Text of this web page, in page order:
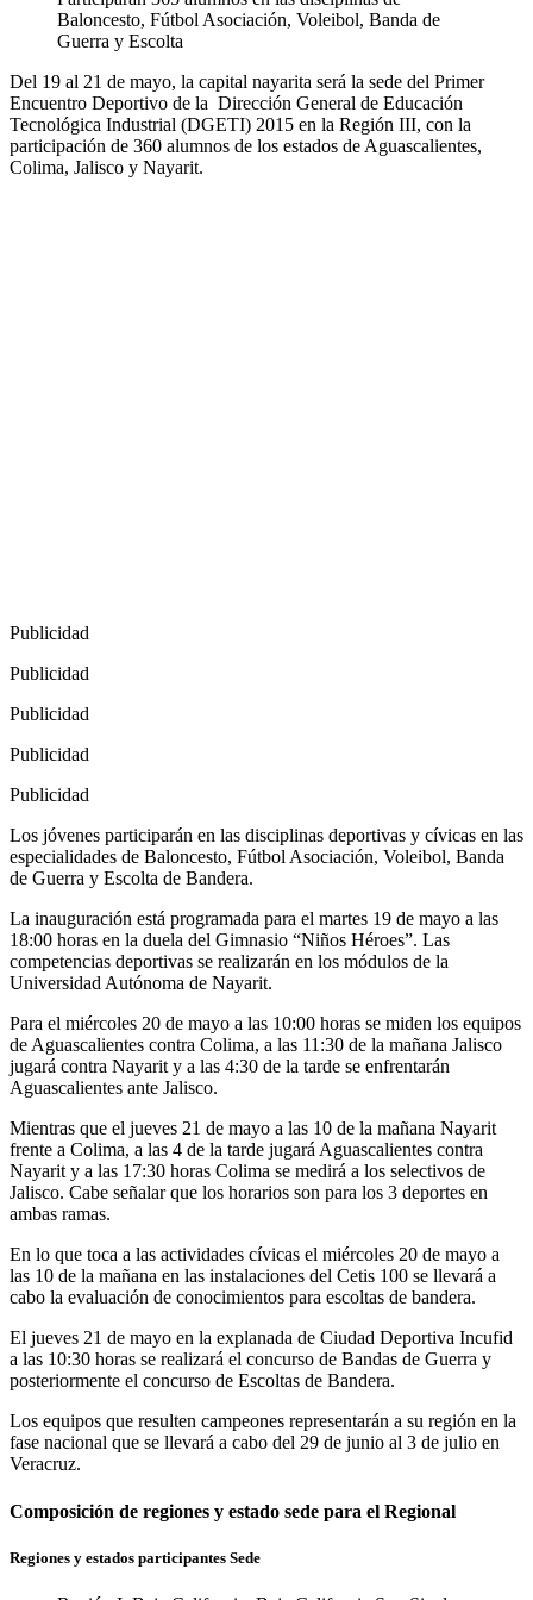
Baloncesto, Fútbol Asociación, Voleibol, Banda de
Guerra y Escolta
Del 19 al 21 de mayo, la capital nayarita será la sede del Primer
Encuentro Deportivo de la Dirección General de Educación
Tecnológica Industrial (DGETI) 2015 en la Región III, con la
participación de 360 alumnos de los estados de Aguascalientes,
Colima, Jalisco y Nayarit.
Publicidad
Publicidad
Publicidad
Publicidad
Publicidad
Los jóvenes participarán en las disciplinas deportivas y cívicas en las
especialidades de Baloncesto, Fútbol Asociación, Voleibol, Banda
de Guerra y Escolta de Bandera.
La inauguración está programada para el martes 19 de mayo a las
18:00 horas en la duela del Gimnasio “Niños Héroes”. Las
competencias deportivas se realizarán en los módulos de la
Universidad Autónoma de Nayarit.
Para el miércoles 20 de mayo a las 10:00 horas se miden los equipos
de Aguascalientes contra Colima, a las 11:30 de la mañana Jalisco
jugará contra Nayarit y a las 4:30 de la tarde se enfrentarán
Aguascalientes ante Jalisco.
Mientras que el jueves 21 de mayo a las 10 de la mañana Nayarit
frente a Colima, a las 4 de la tarde jugará Aguascalientes contra
Nayarit y a las 17:30 horas Colima se medirá a los selectivos de
Jalisco. Cabe señalar que los horarios son para los 3 deportes en
ambas ramas.
En lo que toca a las actividades cívicas el miércoles 20 de mayo a
las 10 de la mañana en las instalaciones del Cetis 100 se llevará a
cabo la evaluación de conocimientos para escoltas de bandera.
El jueves 21 de mayo en la explanada de Ciudad Deportiva Incufid
a las 10:30 horas se realizará el concurso de Bandas de Guerra y
posteriormente el concurso de Escoltas de Bandera.
Los equipos que resulten campeones representarán a su región en la
fase nacional que se llevará a cabo del 29 de junio al 3 de julio en
Veracruz.
Composición de regiones y estado sede para el Regional
Regiones y estados participantes Sede